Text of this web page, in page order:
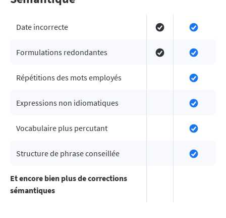
Date incorrecte
Formulations redondantes
Répétitions des mots employés
Expressions non idiomatiques
Vocabulaire plus percutant
Structure de phrase conseillée
Et encore bien plus de corrections
sémantiques